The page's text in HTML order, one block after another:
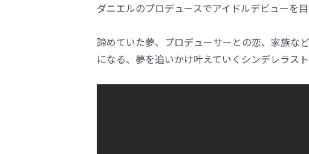
ダニエルのプロデュースでアイドルデビューを目
諦めていた夢、プロデューサーとの恋、家族な
になる、夢を追いかけ叶えていくシンデレラス